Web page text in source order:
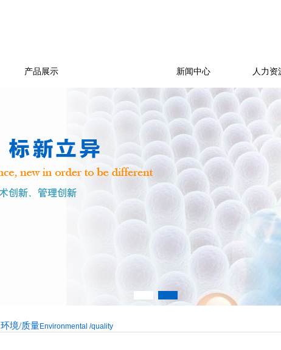
产品展示 新闻中心 人力资
环境/质量Environmental /quality